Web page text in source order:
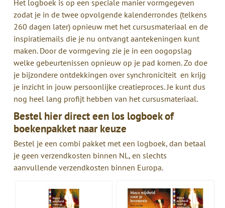
Het logboek is op een speciale manier vormgegeven
zodat je in de twee opvolgende kalenderrondes (telkens
260 dagen later) opnieuw met het cursusmateriaal en de
inspiratiemails die je nu ontvangt aantekeningen kunt
maken. Door de vormgeving zie je in een oogopslag
welke gebeurtenissen opnieuw op je pad komen. Zo doe
je bijzondere ontdekkingen over synchroniciteit en krijg
je inzicht in jouw persoonlijke creatieproces. Je kunt dus
nog heel lang profijt hebben van het cursusmateriaal.
Bestel hier direct een los logboek of
boekenpakket naar keuze
Bestel je een combi pakket met een logboek, dan betaal
je geen verzendkosten binnen NL, en slechts
aanvullende verzendkosten binnen Europa.